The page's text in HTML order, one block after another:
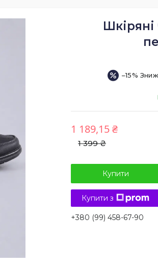
Шкіряні
–15%
1 399 ₴
1 189,15 ₴
Купити
Купити з
+380 (99) 458-67-90